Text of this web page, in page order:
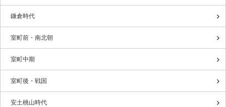
鎌倉時代
室町前・南北朝
室町中期
室町後・戦国
安土桃山時代